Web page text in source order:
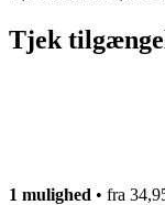
Tjek
1 mulighed • fra